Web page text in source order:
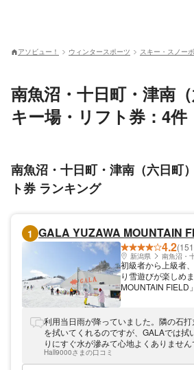
アソビュー！ ウィンタースポーツ スキー・スノー
南魚沼・十日町・津南
キー場・リフト券：4件
南魚沼・十日町・津南（六日町
ト券 ランキング
1 GALA YUZAWA MOUNTAIN
4.2
新潟県 南魚沼・
初級者から上級者
り雪遊びが楽しめ
MOUNTAIN FIELD
級者さんや小さな
様々なパークをご
デデビューやスキ
遊びなど、ぜひ当
い！無料シャトル
利用当日雨が降っていました。隣の石
を拭いてくれるのですが、GALAでは拭
りにすぐ水が滲みて心地よくありません
Hall9000さまの口コミ